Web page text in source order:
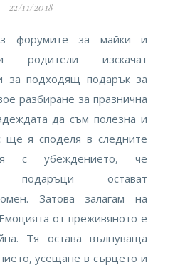
22/11/2018
форумите за майки и
родители изскачат
за подходящ подарък за
разбиране за празнична
да съм полезна и
ще я споделя в следните
с убеждението, че
подаръци остават
Затова залагам на
от преживяното е
Тя остава вълнуваща
усещане в сърцето и